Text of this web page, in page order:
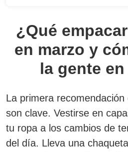
¿Qué
en marzo y
la gente
La primera
son clave. Vestirse en
tu ropa a los cambios de
del día. Lleva una